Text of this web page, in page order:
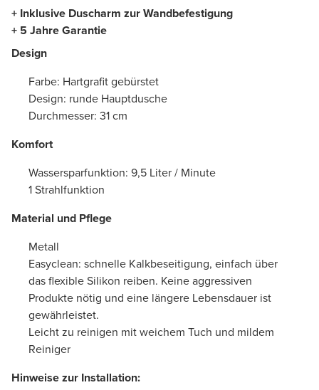
+ Inklusive Duscharm zur Wandbefestigung
+ 5 Jahre Garantie
Design
Farbe: Hartgrafit gebürstet
Design: runde Hauptdusche
Durchmesser: 31 cm
Komfort
Wassersparfunktion: 9,5 Liter / Minute
1 Strahlfunktion
Material und Pflege
Metall
Easyclean: schnelle Kalkbeseitigung, einfach über
das flexible Silikon reiben. Keine aggressiven
Produkte nötig und eine längere Lebensdauer ist
gewährleistet.
Leicht zu reinigen mit weichem Tuch und mildem
Reiniger
Hinweise zur Installation: